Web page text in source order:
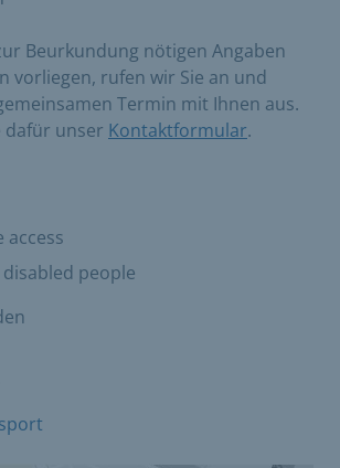
Beurkundung nötigen Angaben
vorliegen, rufen wir Sie an und
Termin mit Ihnen aus.
dafür unser Kontaktformular.
access
people